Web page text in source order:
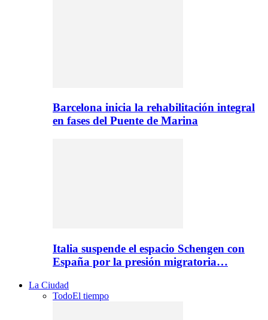
Barcelona inicia la rehabilitación integral
en fases del Puente de Marina
Italia suspende el espacio Schengen con
España por la presión migratoria…
La Ciudad
TodoEl tiempo